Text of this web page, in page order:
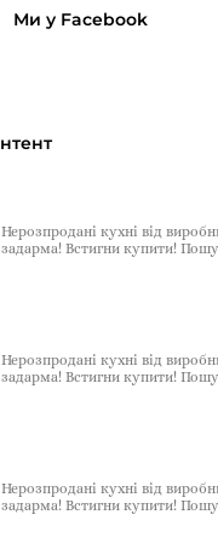
Ми у Facebook
Нерозпродані кухні від
задарма! Встигни купити!
Нерозпродані кухні від
задарма! Встигни купити!
Нерозпродані кухні від
задарма! Встигни купити!